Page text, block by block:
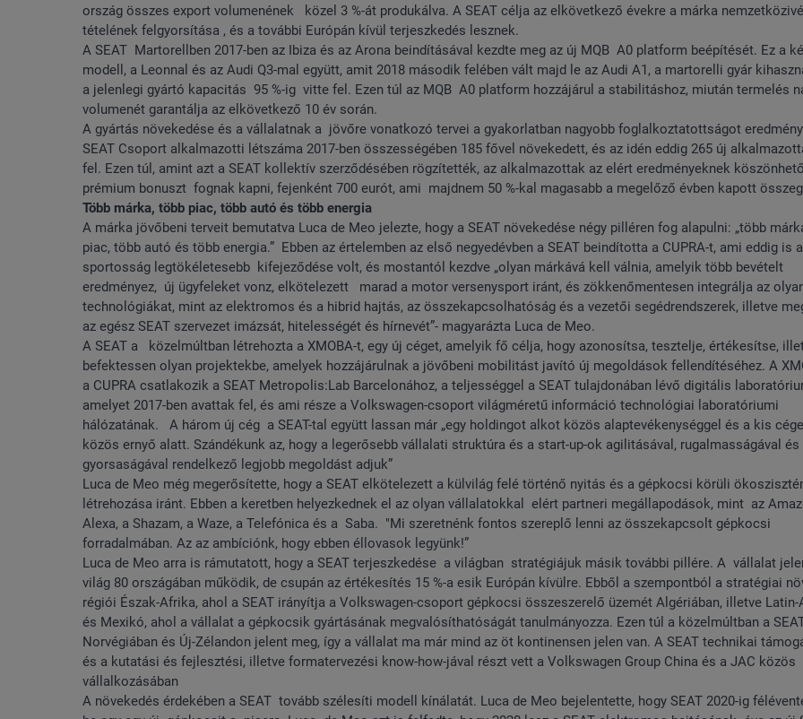
ország összes export volumenének közel 3 %-át produkálva. A SEAT célja az elkövetkező évekre a márka nemzetközivé
tételének felgyorsítása , és a további Európán kívül terjeszkedés lesznek.
A SEAT Martorellben 2017-ben az Ibiza és az Arona beindításával kezdte meg az új MQB A0 platform beépítését. Ez a
modell, a Leonnal és az Audi Q3-mal együtt, amit 2018 második felében vált majd le az Audi A1, a martorelli gyár
a jelenlegi gyártó kapacitás 95 %-ig vitte fel. Ezen túl az MQB A0 platform hozzájárul a stabilitáshoz, miután termelés
volumenét garantálja az elkövetkező 10 év során.
A gyártás növekedése és a vállalatnak a jövőre vonatkozó tervei a gyakorlatban nagyobb foglalkoztatottságot
SEAT Csoport alkalmazotti létszáma 2017-ben összességében 185 fővel növekedett, és az idén eddig 265 új
fel. Ezen túl, amint azt a SEAT kollektív szerződésében rögzítették, az alkalmazottak az elért eredményeknek
prémium bonuszt fognak kapni, fejenként 700 eurót, ami majdnem 50 %-kal magasabb a megelőző évben kapott
Több márka, több piac, több autó és több energia
A márka jövőbeni terveit bemutatva Luca de Meo jelezte, hogy a SEAT növekedése négy pilléren fog alapulni: „több
piac, több autó és több energia.” Ebben az értelemben az első negyedévben a SEAT beindította a CUPRA-t, ami eddig is a
sportosság legtökéletesebb kifejeződése volt, és mostantól kezdve „olyan márkává kell válnia, amelyik több bevételt
eredményez, új ügyfeleket vonz, elkötelezett marad a motor versenysport iránt, és zökkenőmentesen integrálja az
technológiákat, mint az elektromos és a hibrid hajtás, az összekapcsolhatóság és a vezetői segédrendszerek, illetve
az egész SEAT szervezet imázsát, hitelességét és hírnevét”- magyarázta Luca de Meo.
A SEAT a közelmúltban létrehozta a XMOBA-t, egy új céget, amelyik fő célja, hogy azonosítsa, tesztelje, értékesítse,
befektessen olyan projektekbe, amelyek hozzájárulnak a jövőbeni mobilitást javító új megoldások fellendítéséhez. A
a CUPRA csatlakozik a SEAT Metropolis:Lab Barcelonához, a teljességgel a SEAT tulajdonában lévő digitális
amelyet 2017-ben avattak fel, és ami része a Volkswagen-csoport világméretű információ technológiai laboratóriumi
hálózatának. A három új cég a SEAT-tal együtt lassan már „egy holdingot alkot közös alaptevékenységgel és a kis
közös ernyő alatt. Szándékunk az, hogy a legerősebb vállalati struktúra és a start-up-ok agilitásával, rugalmasságával és
gyorsaságával rendelkező legjobb megoldást adjuk”
Luca de Meo még megerősítette, hogy a SEAT elkötelezett a külvilág felé történő nyitás és a gépkocsi körüli
létrehozása iránt. Ebben a keretben helyezkednek el az olyan vállalatokkal elért partneri megállapodások, mint az
Alexa, a Shazam, a Waze, a Telefónica és a Saba. "Mi szeretnénk fontos szereplő lenni az összekapcsolt gépkocsi
forradalmában. Az az ambíciónk, hogy ebben éllovasok legyünk!”
Luca de Meo arra is rámutatott, hogy a SEAT terjeszkedése a világban stratégiájuk másik további pillére. A vállalat
világ 80 országában működik, de csupán az értékesítés 15 %-a esik Európán kívülre. Ebből a szempontból a stratégiai
régiói Észak-Afrika, ahol a SEAT irányítja a Volkswagen-csoport gépkocsi összeszerelő üzemét Algériában, illetve Latin-
és Mexikó, ahol a vállalat a gépkocsik gyártásának megvalósíthatóságát tanulmányozza. Ezen túl a közelmúltban a
Norvégiában és Új-Zélandon jelent meg, így a vállalat ma már mind az öt kontinensen jelen van. A SEAT technikai
és a kutatási és fejlesztési, illetve formatervezési know-how-jával részt vett a Volkswagen Group China és a JAC közös
vállalkozásában
A növekedés érdekében a SEAT tovább szélesíti modell kínálatát. Luca de Meo bejelentette, hogy SEAT 2020-ig